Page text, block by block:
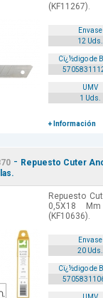
(KF11267).
Envase
12 Uds.
Cï¿½digo de
UMV
1 Uds.
+ Información
- Repuesto Cuter
Repuesto
0,5X18
(KF10636).
Envase
20 Uds.
Cï¿½digo de